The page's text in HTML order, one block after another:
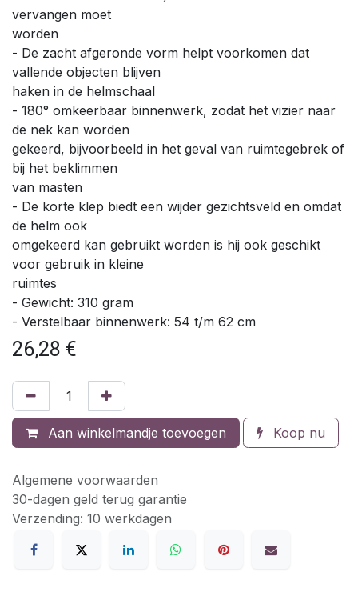
vervangen moet
worden
- De zacht afgeronde vorm helpt voorkomen dat
vallende objecten blijven
haken in de helmschaal
- 180° omkeerbaar binnenwerk, zodat het vizier naar
de nek kan worden
gekeerd, bijvoorbeeld in het geval van ruimtegebrek of
bij het beklimmen
van masten
- De korte klep biedt een wijder gezichtsveld en omdat
de helm ook
omgekeerd kan gebruikt worden is hij ook geschikt
voor gebruik in kleine
ruimtes
- Gewicht: 310 gram
- Verstelbaar binnenwerk: 54 t/m 62 cm
26,28 €
Aan winkelmandje toevoegen Koop nu
Algemene voorwaarden
30-dagen geld terug garantie
Verzending: 10 werkdagen